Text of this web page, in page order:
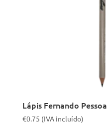
Lápis Fernando Pessoa
€0.75 (IVA incluído)